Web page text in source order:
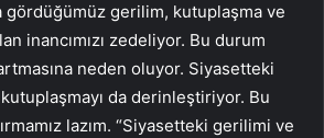
gördüğümüz gerilim, kutuplaşma ve
inancımızı zedeliyor. Bu durum
neden oluyor. Siyasetteki
da derinleştiriyor. Bu
lazım. “Siyasetteki gerilimi ve